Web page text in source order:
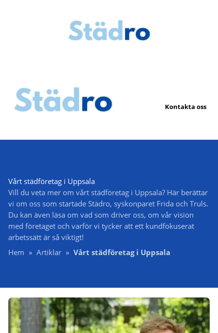
Kontakta oss
Vårt städföretag i Uppsala
Vill du veta mer om vårt städföretag i Uppsala? Här berättar
vi om oss som startade Städro, syskonparet Frida och Truls.
Du kan även läsa om vad som driver oss, om vår vision
med företaget och varför vi tycker att ett kundfokuserat
arbetssätt är så viktigt!
Hem » Artiklar » Vårt städföretag i Uppsala